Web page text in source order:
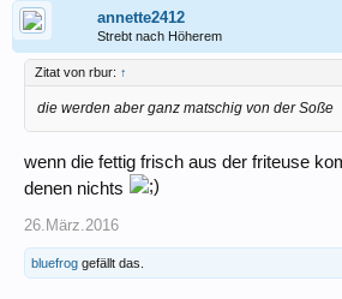
annette2412
Strebt nach Höherem
Zitat von rbur: ↑
die werden aber ganz matschig von der Soße
wenn die fettig frisch aus der friteuse
denen nichts
26.März.2016
bluefrog gefällt das.